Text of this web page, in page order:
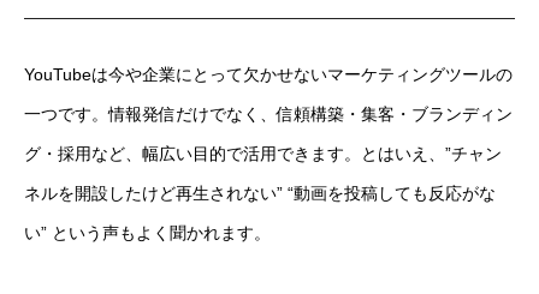
YouTubeは今や企業にとって欠かせないマーケティングツールの
一つです。情報発信だけでなく、信頼構築・集客・ブランディン
グ・採用など、幅広い目的で活用できます。とはいえ、”チャン
ネルを開設したけど再生されない” “動画を投稿しても反応がな
い” という声もよく聞かれます。